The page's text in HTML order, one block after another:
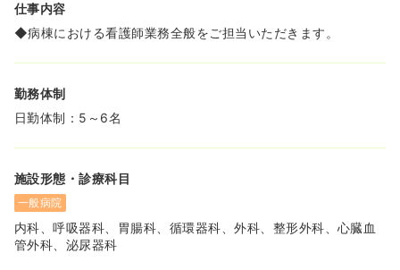
ことです。
仕事内容
◆病棟における看護師業務全般をご担当いただきます。
勤務体制
日勤体制：5～6名
施設形態・診療科目
一般病院
内科、呼吸器科、胃腸科、循環器科、外科、整形外科、心臓血
管外科、泌尿器科